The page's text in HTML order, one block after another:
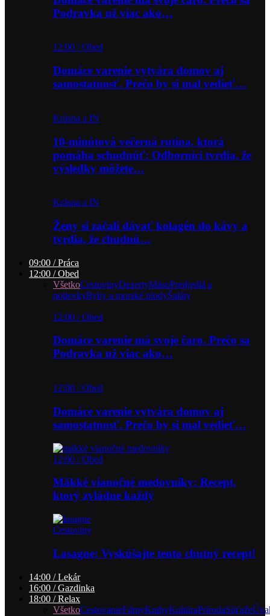
Podravka už viac ako…
12:00 / Obed
Domáce varenie vytvára domov aj
samostatnosť. Prečo by si mal vedieť…
Krásna a IN
10-minútová večerná rutina, ktorá
pomáha schudnúť: Odborníci tvrdia, že
výsledky môžete…
Krásna a IN
Ženy si začali dávať kolagén do kávy a
tvrdia, že chudnú…
09:00 / Práca
12:00 / Obed
VšetkoCestovinyDezertyMäsoPredjedlá a
polievkyRyby a morské plodyŠaláty
12:00 / Obed
Domáce varenie má svoje čaro. Prečo sa
Podravka už viac ako…
12:00 / Obed
Domáce varenie vytvára domov aj
samostatnosť. Prečo by si mal vedieť…
12:00 / Obed
Mäkké vianočné medovníky: Recept,
ktorý zvládne každý
Cestoviny
Lasagne: Vyskúšajte tento chutný recept!
14:00 / Lekár
16:00 / Gazdinka
18:00 / Relax
VšetkoCestovanieFilmyKnihyKultúraPrírodaSúťaže